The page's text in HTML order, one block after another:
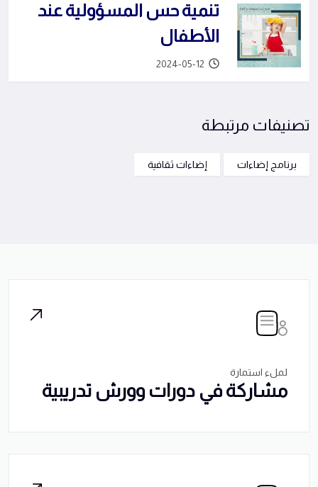
تنمية حس المسؤولية عند
الأطفال
2024-05-12
تصنيفات مرتبطة
برنامج إضاءات إضاءات ثقافية
لملء استمارة
مشاركة في دورات وورش تدريبية